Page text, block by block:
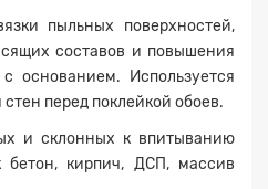
пыльных поверхностей,
составов и повышения
основанием. Используется
перед поклейкой обоев.
и склонных к впитыванию
бетон, кирпич, ДСП, массив